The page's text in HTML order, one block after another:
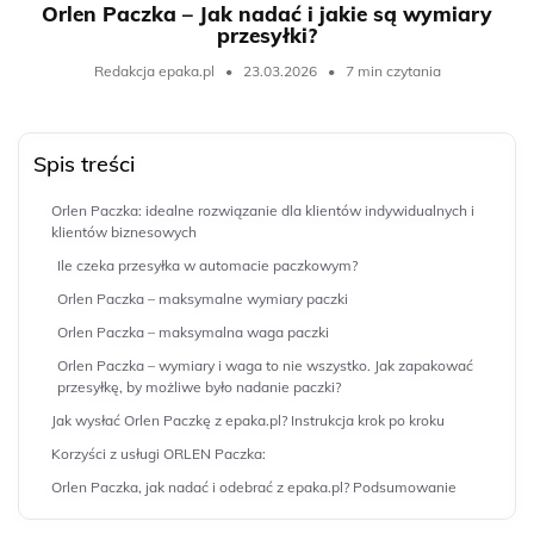
Orlen Paczka – Jak nadać i jakie są wymiary
przesyłki?
Redakcja epaka.pl • 23.03.2026 • 7 min czytania
Spis treści
Orlen Paczka: idealne rozwiązanie dla klientów indywidualnych i
klientów biznesowych
Ile czeka przesyłka w automacie paczkowym?
Orlen Paczka – maksymalne wymiary paczki
Orlen Paczka – maksymalna waga paczki
Orlen Paczka – wymiary i waga to nie wszystko. Jak zapakować
przesyłkę, by możliwe było nadanie paczki?
Jak wysłać Orlen Paczkę z epaka.pl? Instrukcja krok po kroku
Korzyści z usługi ORLEN Paczka:
Orlen Paczka, jak nadać i odebrać z epaka.pl? Podsumowanie